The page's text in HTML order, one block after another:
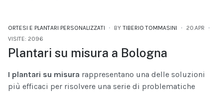
ORTESI E PLANTARI PERSONALIZZATI BY TIBERIO TOMMASINI
20.APR
VISITE: 2096
Plantari su misura a Bologna
I plantari su misura rappresentano una delle soluzioni
più efficaci per risolvere una serie di problematiche